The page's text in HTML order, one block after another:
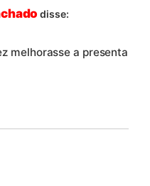
disse:
melhorasse a presenta